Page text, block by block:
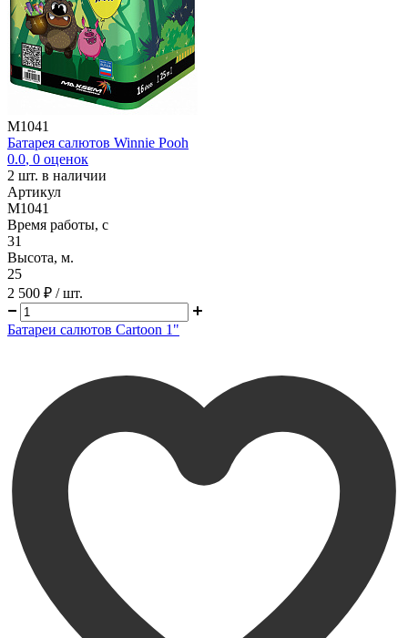
M1041
Батарея салютов Winnie Pooh
0.0, 0 оценок
2 шт. в наличии
Артикул
M1041
Время работы, с
31
Высота, м.
25
2 500 ₽ / шт.
Батареи салютов Cartoon 1"